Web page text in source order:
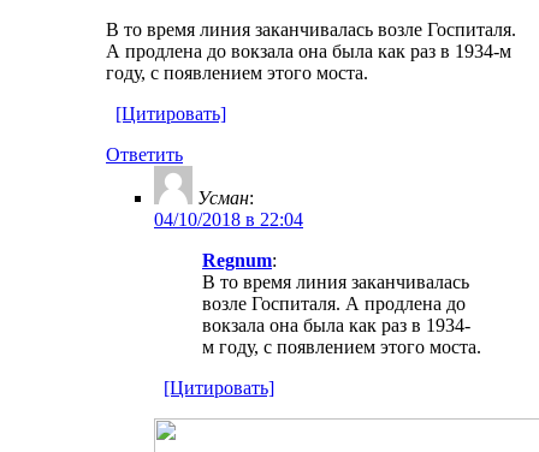
В то время линия заканчивалась возле Госпиталя.
А продлена до вокзала она была как раз в 1934-м
году, с появлением этого моста.
[Цитировать]
Ответить
Усман:
04/10/2018 в 22:04
Regnum:
В то время линия заканчивалась
возле Госпиталя. А продлена до
вокзала она была как раз в 1934-
м году, с появлением этого моста.
[Цитировать]